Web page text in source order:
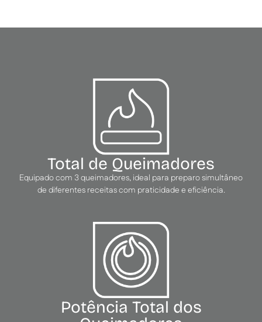
Total de Queimadores
Equipado com 3 queimadores, ideal para preparo simultâneo
de diferentes receitas com praticidade e eficiência.
Potência Total dos